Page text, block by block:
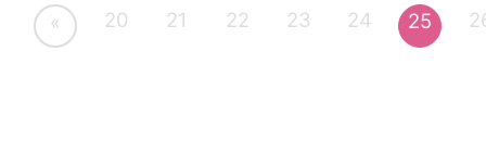
« 20 21 22 23 24 25